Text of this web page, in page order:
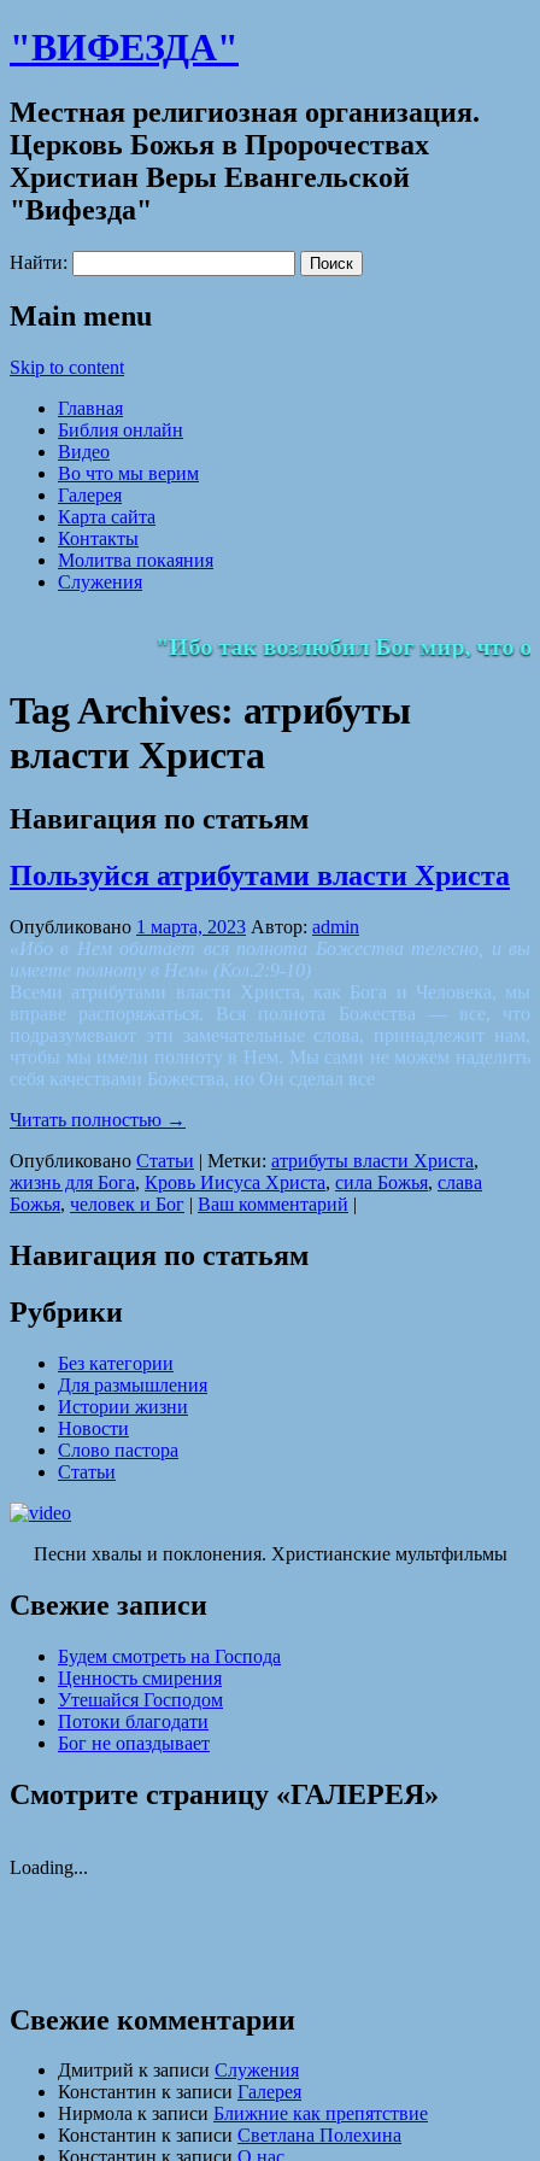
"ВИФЕЗДА"
Местная религиозная организация.
Церковь Божья в Пророчествах
Христиан Веры Евангельской
"Вифезда"
Найти:
Main menu
Skip to content
Главная
Библия онлайн
Видео
Во что мы верим
Галерея
Карта сайта
Контакты
Молитва покаяния
Служения
"Ибо так возлюбил Бог мир, что
Tag Archives: атрибуты
власти Христа
Навигация по статьям
Пользуйся атрибутами власти Христа
Опубликовано 1 марта, 2023 Автор: admin
«Ибо в Нем обитает вся полнота Божества телесно, и вы
имеете полноту в Нем» (Кол.2:9-10)
Всеми атрибутами власти Христа, как Бога и Человека, мы
вправе распоряжаться. Вся полнота Божества — все, что
подразумевают эти замечательные слова, принадлежит нам,
чтобы мы имели полноту в Нем. Мы сами не можем наделить
себя качествами Божества, но Он сделал все
Читать полностью →
Опубликовано Статьи | Метки: атрибуты власти Христа,
жизнь для Бога, Кровь Иисуса Христа, сила Божья, слава
Божья, человек и Бог | Ваш комментарий |
Навигация по статьям
Рубрики
Без категории
Для размышления
Истории жизни
Новости
Слово пастора
Статьи
Песни хвалы и поклонения. Христианские мультфильмы
Свежие записи
Будем смотреть на Господа
Ценность смирения
Утешайся Господом
Потоки благодати
Бог не опаздывает
Смотрите страницу «ГАЛЕРЕЯ»
Loading...
Свежие комментарии
Дмитрий к записи Служения
Константин к записи Галерея
Нирмола к записи Ближние как препятствие
Константин к записи Светлана Полехина